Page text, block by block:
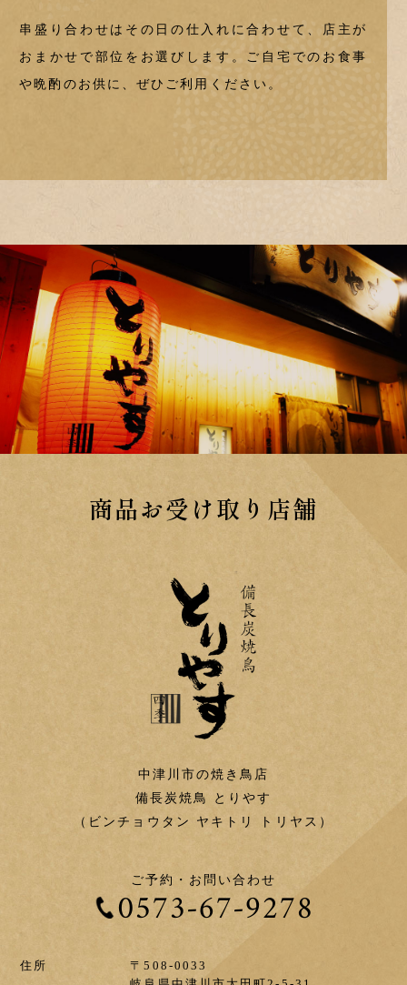
串盛り合わせはその日の仕入れに合わせて、店主が
おまかせで部位をお選びします。ご自宅でのお食事
や晩酌のお供に、ぜひご利用ください。
商品お受け取り店舗
中津川市の焼き鳥店
備長炭焼鳥 とりやす
（ビンチョウタン ヤキトリ トリヤス）
ご予約・お問い合わせ
0573-67-9278
住所
〒508-0033